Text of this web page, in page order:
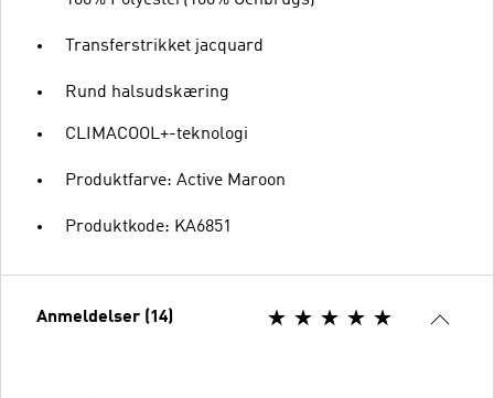
Transferstrikket jacquard
Rund halsudskæring
CLIMACOOL+-teknologi
Produktfarve: Active Maroon
Produktkode: KA6851
Anmeldelser (14)